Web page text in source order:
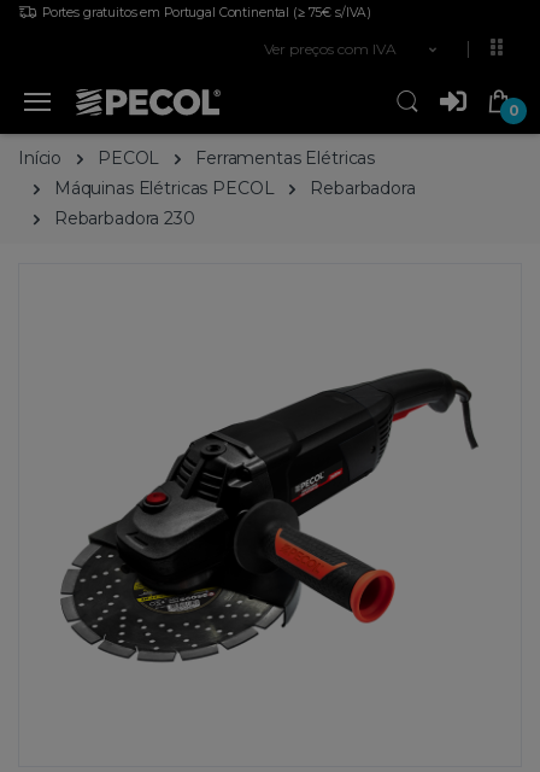
Portes gratuitos em Portugal Continental (≥ 75€ s/IVA)
Ver preços com IVA
0
Início PECOL
Ferramentas Elétricas
Máquinas Elétricas PECOL
Rebarbadora
Rebarbadora 230